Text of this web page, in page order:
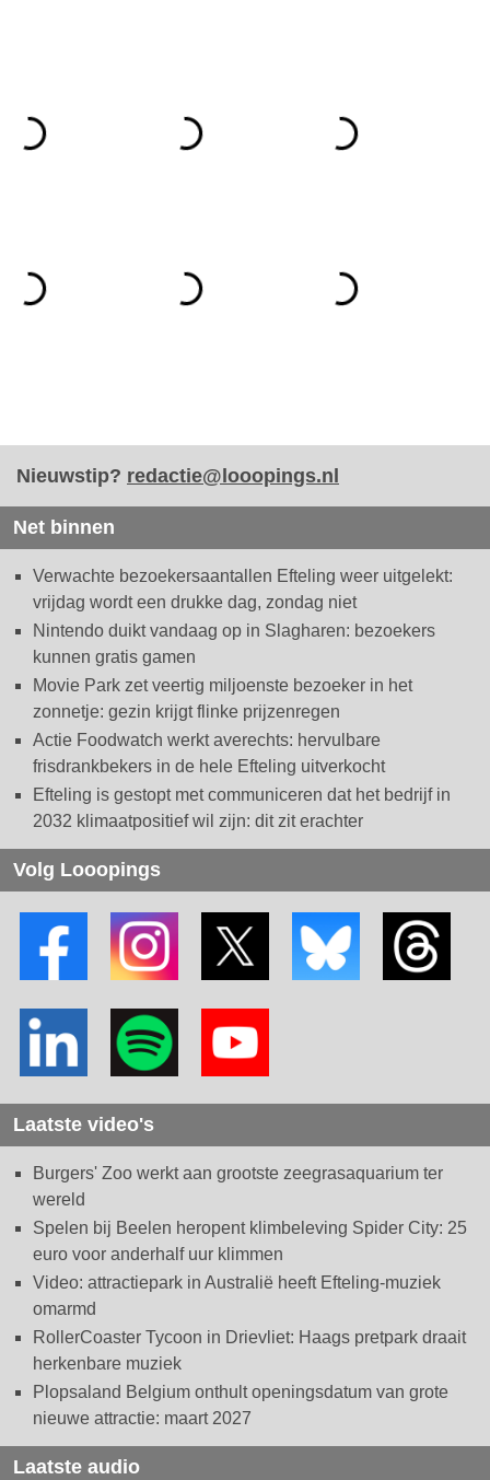
Nieuwstip? redactie@looopings.nl
Net binnen
Verwachte bezoekersaantallen Efteling weer uitgelekt:
vrijdag wordt een drukke dag, zondag niet
Nintendo duikt vandaag op in Slagharen: bezoekers
kunnen gratis gamen
Movie Park zet veertig miljoenste bezoeker in het
zonnetje: gezin krijgt flinke prijzenregen
Actie Foodwatch werkt averechts: hervulbare
frisdrankbekers in de hele Efteling uitverkocht
Efteling is gestopt met communiceren dat het bedrijf in
2032 klimaatpositief wil zijn: dit zit erachter
Volg Looopings
Laatste video's
Burgers' Zoo werkt aan grootste zeegrasaquarium ter
wereld
Spelen bij Beelen heropent klimbeleving Spider City: 25
euro voor anderhalf uur klimmen
Video: attractiepark in Australië heeft Efteling-muziek
omarmd
RollerCoaster Tycoon in Drievliet: Haags pretpark draait
herkenbare muziek
Plopsaland Belgium onthult openingsdatum van grote
nieuwe attractie: maart 2027
Laatste audio